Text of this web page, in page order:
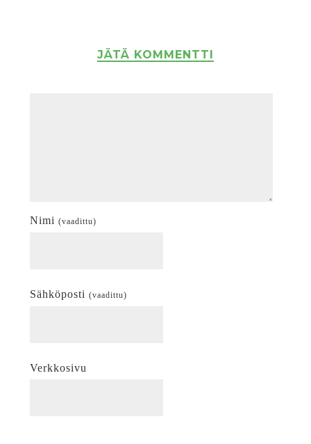
JÄTÄ KOMMENTTI
Nimi (vaadittu)
Sähköposti (vaadittu)
Verkkosivu